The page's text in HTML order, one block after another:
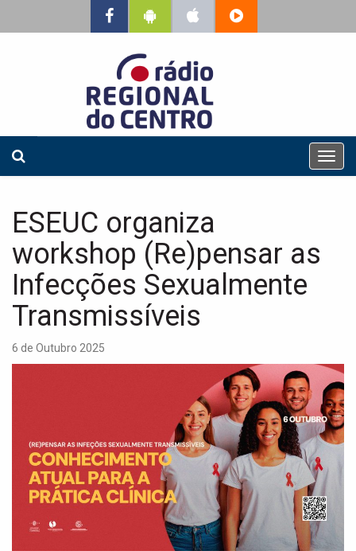
T
o
o
n
ESEUC organiza
workshop (Re)pensar as
Infecções Sexualmente
Transmissíveis
6 de Outubro 2025